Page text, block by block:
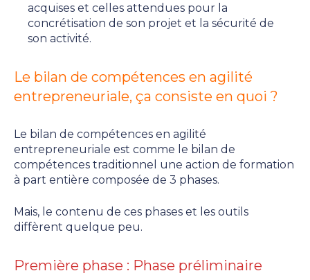
acquises et celles attendues pour la
concrétisation de son projet et la sécurité de
son activité.
Le bilan de compétences en agilité
entrepreneuriale, ça consiste en quoi ?
Le bilan de compétences en agilité
entrepreneuriale est comme le bilan de
compétences traditionnel une action de formation
à part entière composée de 3 phases.
Mais, le contenu de ces phases et les outils
diffèrent quelque peu.
Première phase : Phase préliminaire